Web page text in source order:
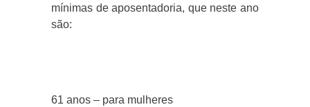
mínimas de aposentadoria, que neste ano
são:
61 anos – para mulheres